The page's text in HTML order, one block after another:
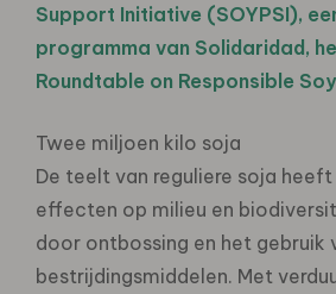
Support Initiative (SOYPSI),
programma van Solidaridad,
Roundtable on Responsible
Twee miljoen kilo soja
De teelt van reguliere soja
effecten op milieu en
door ontbossing en het gebruik
bestrijdingsmiddelen. Met